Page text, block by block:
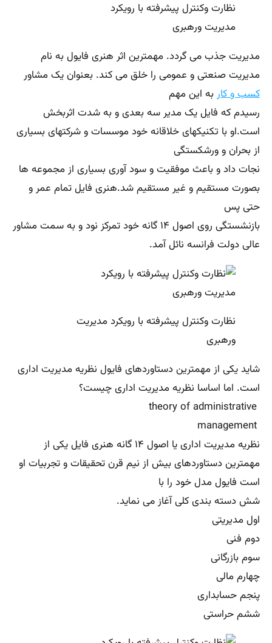
نظارت وکنترل پیشرفته با رویکرد
مدیریت ورهبری
مدیریت جذب می گردد. مهمترین اثر هنری فایول به نام
مدیریت صنعتی و عمومی را خلق می کند. بعنوان یک مشاور
کسب و کار به این مهم
رسیدم که فایل یک مدیر سه بعدی و به شدت اثربخش
است.او با تکنیکهای خلاقانه خود موسسات و شرکتهای بسیاری
از بحران و ورشکستگی
نجات داد و باعث موفقیت و سود آوری بسیاری از مجموعه ها
بصورت مستقیم و غیر مستقیم شد.هنری فایل تمام عمر و
حتی پس
بازنشستگی روی اصول ۱۴ گانه خود تمرکز نود و به سمت مشاور
عالی دولت فرانسه نائل آمد.
نظارت وکنترل پیشرفته با رویکرد مدیریت
ورهبری
شاید یکی از مهمترین دستاوردهای فایول نظریه مدیریت اداری
است. اما اساسا نظریه مدیریت اداری چیست؟
نظریه مدیریت اداری یا اصول ۱۴ گانه هنری فایل یکی از
مهمترین دستاوردهای بیش از نیم قرن تحقیقات و تجربیات او
است فایول مدل خود را با
شش دسته بندی کلی آغاز می نماید.
اول مدیریتی
دوم فنی
سوم بازرگانی
چهارم مالی
پنجم حسابداری
ششم حراستی